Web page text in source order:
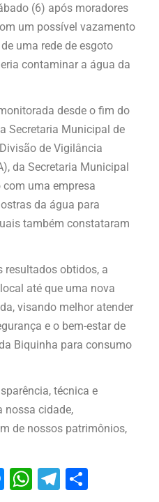
(6) após moradores
um possível vazamento
uma rede de esgoto
contaminar a água da
desde o fim do
Secretaria Municipal de
de Vigilância
da Secretaria Municipal
com uma empresa
da água para
também constataram
resultados obtidos, a
até que uma nova
visando melhor atender
e o bem-estar de
Biquinha para consumo
técnica e
nossa cidade,
de nossos patrimônios,
Messenger
WhatsApp
Telegram